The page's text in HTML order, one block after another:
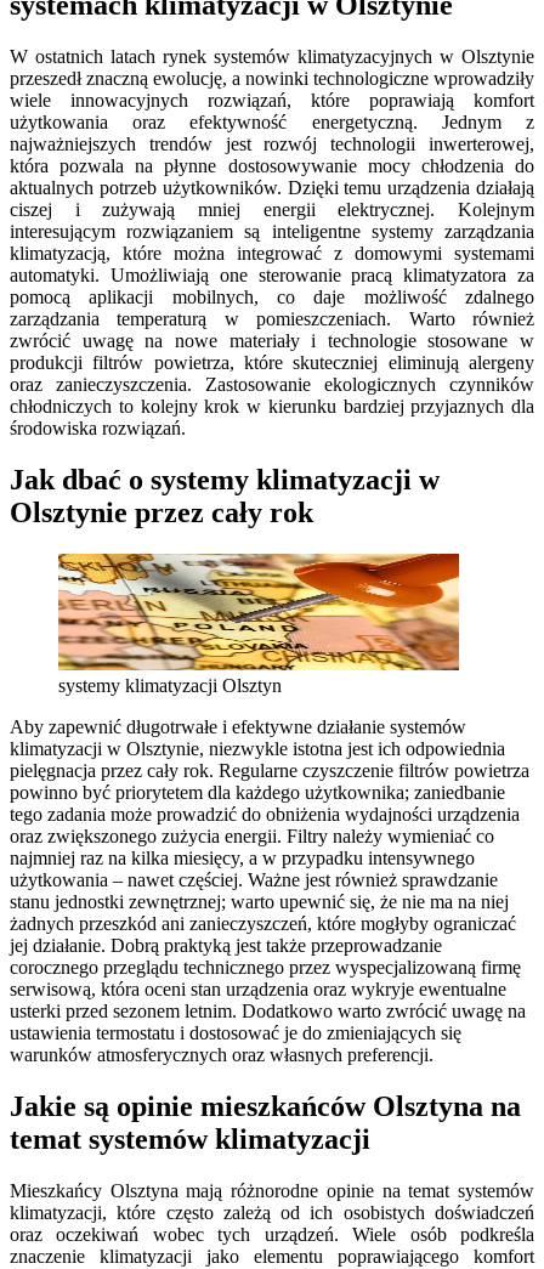
W ostatnich latach rynek systemów klimatyzacyjnych w Olsztynie
przeszedł znaczną ewolucję, a nowinki technologiczne wprowadziły
wiele innowacyjnych rozwiązań, które poprawiają komfort
użytkowania oraz efektywność energetyczną. Jednym z
najważniejszych trendów jest rozwój technologii inwerterowej,
która pozwala na płynne dostosowywanie mocy chłodzenia do
aktualnych potrzeb użytkowników. Dzięki temu urządzenia działają
ciszej i zużywają mniej energii elektrycznej. Kolejnym
interesującym rozwiązaniem są inteligentne systemy zarządzania
klimatyzacją, które można integrować z domowymi systemami
automatyki. Umożliwiają one sterowanie pracą klimatyzatora za
pomocą aplikacji mobilnych, co daje możliwość zdalnego
zarządzania temperaturą w pomieszczeniach. Warto również
zwrócić uwagę na nowe materiały i technologie stosowane w
produkcji filtrów powietrza, które skuteczniej eliminują alergeny
oraz zanieczyszczenia. Zastosowanie ekologicznych czynników
chłodniczych to kolejny krok w kierunku bardziej przyjaznych dla
środowiska rozwiązań.
Jak dbać o systemy klimatyzacji w
Olsztynie przez cały rok
systemy klimatyzacji Olsztyn
Aby zapewnić długotrwałe i efektywne działanie systemów
klimatyzacji w Olsztynie, niezwykle istotna jest ich odpowiednia
pielęgnacja przez cały rok. Regularne czyszczenie filtrów powietrza
powinno być priorytetem dla każdego użytkownika; zaniedbanie
tego zadania może prowadzić do obniżenia wydajności urządzenia
oraz zwiększonego zużycia energii. Filtry należy wymieniać co
najmniej raz na kilka miesięcy, a w przypadku intensywnego
użytkowania – nawet częściej. Ważne jest również sprawdzanie
stanu jednostki zewnętrznej; warto upewnić się, że nie ma na niej
żadnych przeszkód ani zanieczyszczeń, które mogłyby ograniczać
jej działanie. Dobrą praktyką jest także przeprowadzanie
corocznego przeglądu technicznego przez wyspecjalizowaną firmę
serwisową, która oceni stan urządzenia oraz wykryje ewentualne
usterki przed sezonem letnim. Dodatkowo warto zwrócić uwagę na
ustawienia termostatu i dostosować je do zmieniających się
warunków atmosferycznych oraz własnych preferencji.
Jakie są opinie mieszkańców Olsztyna na
temat systemów klimatyzacji
Mieszkańcy Olsztyna mają różnorodne opinie na temat systemów
klimatyzacji, które często zależą od ich osobistych doświadczeń
oraz oczekiwań wobec tych urządzeń. Wiele osób podkreśla
znaczenie klimatyzacji jako elementu poprawiającego komfort